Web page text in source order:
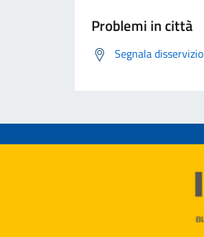
Problemi in città
Segnala disservizio